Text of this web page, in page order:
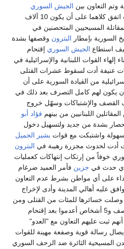
التعاون بين الجيش السوري
وبعض المليشيات الدرزيّة حيث اتفق كلاهما على أن يكون 10 آلاف
درزي لمقاتلة المسيحيين المتحصنين في
السورية بإمطار البترون وقصفها بشدة
استطاع الجيش السوري إقتحام
إلهاء القوات اللبنانية والإسرائيلية في
عنيفة أدت لسقوط عشرات القتلى
من القيادة السورية على أن
يكون لهم كامل التصرف بعد ذلك في
القصف والإشتباكات وسهّل خروج
اللبنانيين من بينهم فؤاد أبو
بشدة من جديد ولتسهيل دخول
بسهولة واشتبكت مع قوات بشير الجميل
أدت لحدوث مجزرة رهيبة في البترون
خوفاً من إرتكاب إنتهاكات كعمليات
حدث في جزين فأمر العميد ضرغام
على أي مواطن بشرط عدم التعاون
عليه أهالي المدينة وأدى لإخراج
وصلت خسائرها للمئات من القتلى ومن
الأهالي 48 مدني قتل أثناء القصف و5 أشخاص أعدموا بعد إقتحام
ثبت عليهم التعاون مع "العدو"
رسالة قوية وصفعة مهينة للقوات
المسيحية الثائرة ضد الزحف السوري